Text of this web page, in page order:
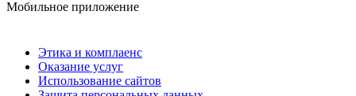
Мобильное приложение
Этика и комплаенс
Оказание услуг
Использование сайтов